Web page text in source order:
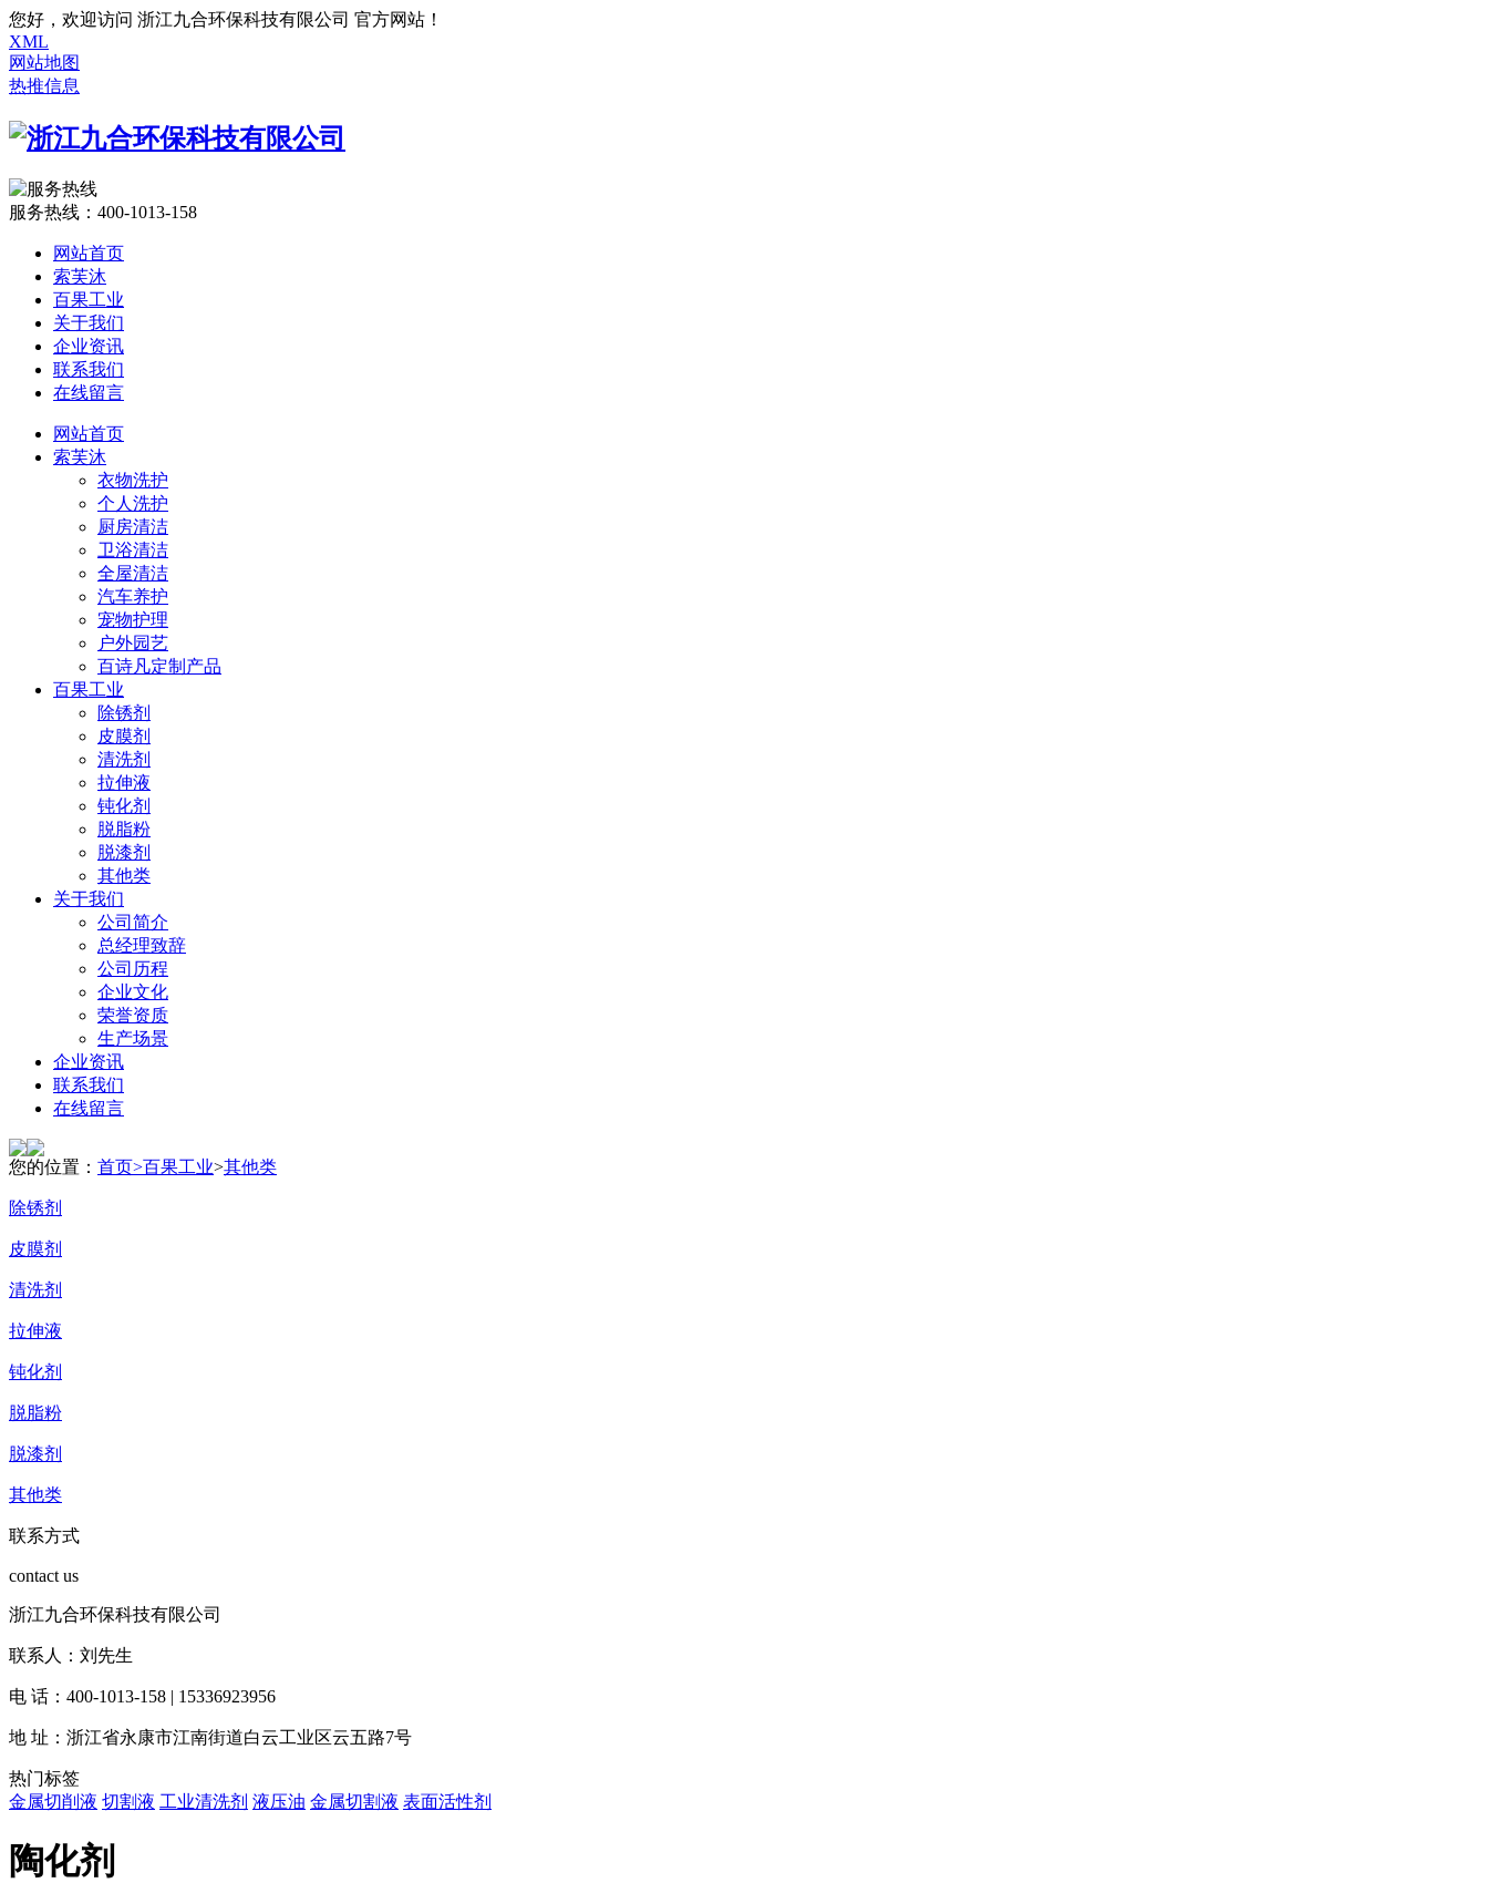
您好，欢迎访问 浙江九合环保科技有限公司 官方网站！
XML
网站地图
热推信息
服务热线： 400-1013-158
网站首页
索芙沐
百果工业
关于我们
企业资讯
联系我们
在线留言
网站首页
索芙沐
衣物洗护
个人洗护
厨房清洁
卫浴清洁
全屋清洁
汽车养护
宠物护理
户外园艺
百诗凡定制产品
百果工业
除锈剂
皮膜剂
清洗剂
拉伸液
钝化剂
脱脂粉
脱漆剂
其他类
关于我们
公司简介
总经理致辞
公司历程
企业文化
荣誉资质
生产场景
企业资讯
联系我们
在线留言
您的位置： 首页>百果工业>其他类
除锈剂
皮膜剂
清洗剂
拉伸液
钝化剂
脱脂粉
脱漆剂
其他类
联系方式
contact us
浙江九合环保科技有限公司
联系人：刘先生
电 话：400-1013-158 | 15336923956
地 址：浙江省永康市江南街道白云工业区云五路7号
热门标签
金属切削液 切割液 工业清洗剂 液压油 金属切割液 表面活性剂
陶化剂